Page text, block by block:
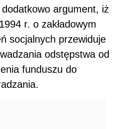
argument, iż
r. o zakładowym
socjalnych przewiduje
odstępstwa od
funduszu do